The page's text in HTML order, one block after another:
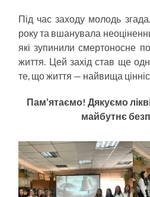
Під час заходу молодь
року та вшанувала
які зупинили смертоносне
життя. Цей захід став ще
те, що життя — найвища
Пам’ятаємо! Дякуємо
майбутнє